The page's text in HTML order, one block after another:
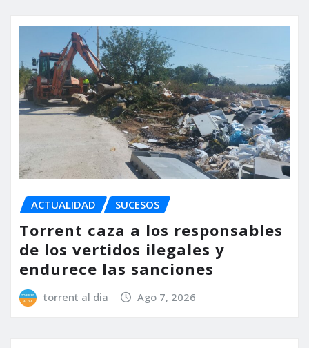
ACTUALIDAD SUCESOS
Torrent caza a los responsables
de los vertidos ilegales y
endurece las sanciones
torrent al dia Ago 7, 2026